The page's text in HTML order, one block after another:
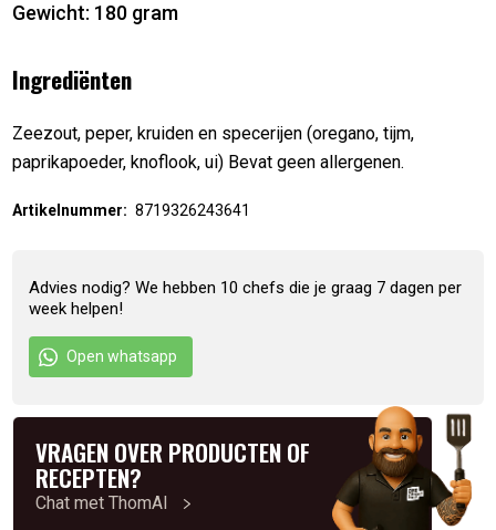
Gewicht: 180 gram
Ingrediënten
Zeezout, peper, kruiden en specerijen (oregano, tijm,
paprikapoeder, knoflook, ui) Bevat geen allergenen.
Artikelnummer: 8719326243641
Advies nodig? We hebben 10 chefs die je graag 7 dagen per
week helpen!
Open whatsapp
VRAGEN OVER PRODUCTEN OF
RECEPTEN?
Chat met ThomAI